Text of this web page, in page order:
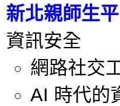
新北親師生
資訊安全
網路社交
AI 時代的